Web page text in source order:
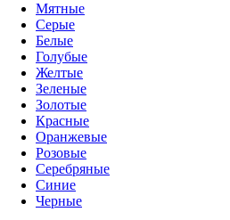
Мятные
Серые
Белые
Голубые
Желтые
Зеленые
Золотые
Красные
Оранжевые
Розовые
Серебряные
Синие
Черные